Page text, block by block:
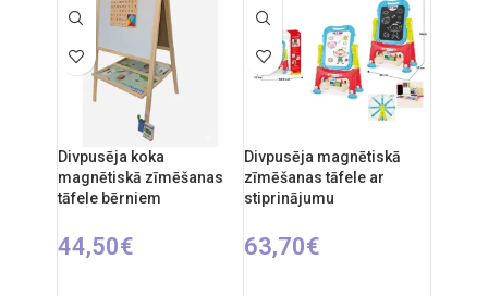
Divpusēja koka
magnētiskā zīmēšanas
tāfele bērniem
44,50€
Divpusēja magnētiskā
zīmēšanas tāfele ar
stiprinājumu
63,70€